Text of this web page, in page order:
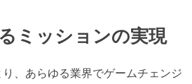
ミッションの実現
、あらゆる業界でゲームチェンジ